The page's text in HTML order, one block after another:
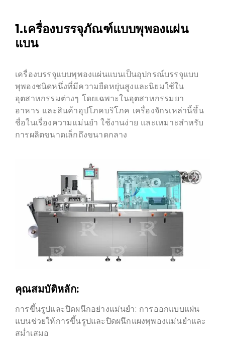
1.เครื่องบรรจุภัณฑ์แบบพุพองแผ่น
แบน
เครื่องบรรจุแบบพุพองแผ่นแบนเป็นอุปกรณ์บรรจุแบบ
พุพองชนิดหนึ่งที่มีความยืดหยุ่นสูงและนิยมใช้ใน
อุตสาหกรรมต่างๆ โดยเฉพาะในอุตสาหกรรมยา
อาหาร และสินค้าอุปโภคบริโภค เครื่องจักรเหล่านี้ขึ้น
ชื่อในเรื่องความแม่นยำ ใช้งานง่าย และเหมาะสำหรับ
การผลิตขนาดเล็กถึงขนาดกลาง
คุณสมบัติหลัก:
การขึ้นรูปและปิดผนึกอย่างแม่นยำ: การออกแบบแผ่น
แบนช่วยให้การขึ้นรูปและปิดผนึกแผงพุพองแม่นยำและ
สม่ำเสมอ